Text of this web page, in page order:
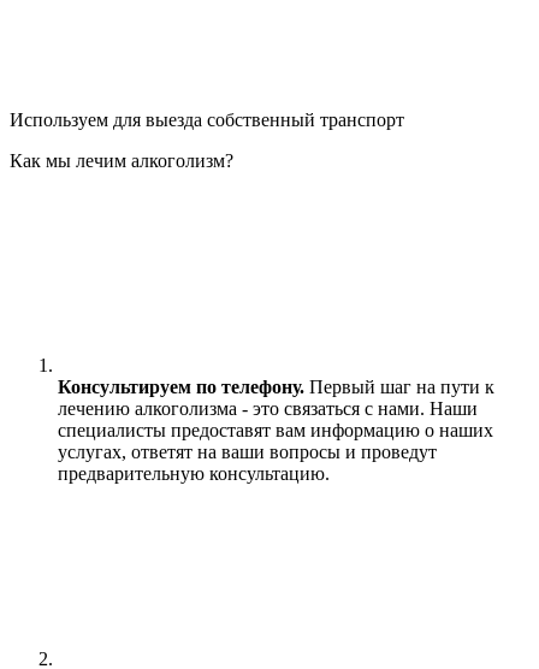
Используем для выезда собственный транспорт
Как мы лечим алкоголизм?
Консультируем по телефону. Первый шаг на пути к
лечению алкоголизма - это связаться с нами. Наши
специалисты предоставят вам информацию о наших
услугах, ответят на ваши вопросы и проведут
предварительную консультацию.